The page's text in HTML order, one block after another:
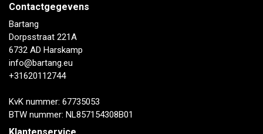
Contactgegevens
Bartang
Dorpsstraat 221A
6732 AD Harskamp
info@bartang.eu
+31620112744
KvK nummer: 67735053
BTW nummer: NL857154308B01